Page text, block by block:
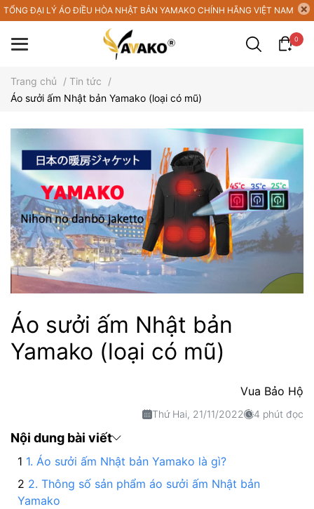
TỔNG ĐẠI LÝ ÁO ĐIỀU HÒA NHẬT BẢN YAMAKO CHÍNH HÃNG VIỆT NAM
0
Trang chủ / Tin tức
/
Áo sưởi ấm Nhật bản Yamako (loại có mũ)
Áo sưởi ấm Nhật bản
Yamako (loại có mũ)
Vua Bảo Hộ
Thứ Hai, 21/11/2022 4 phút đọc
Nội dung bài viết
1. Áo sưởi ấm Nhật bản Yamako là gì?
2. Thông số sản phẩm áo sưởi ấm Nhật bản
Yamako